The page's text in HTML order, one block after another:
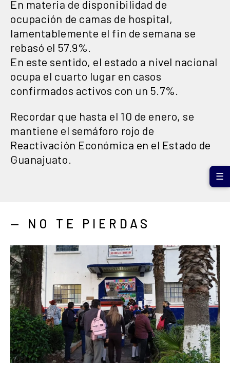
En materia de disponibilidad de
ocupación de camas de hospital,
lamentablemente el fin de semana se
rebasó el 57.9%.
En este sentido, el estado a nivel nacional
ocupa el cuarto lugar en casos
confirmados activos con un 5.7%.
Recordar que hasta el 10 de enero, se
mantiene el semáforo rojo de
Reactivación Económica en el Estado de
Guanajuato.
— NO TE PIERDAS
☰